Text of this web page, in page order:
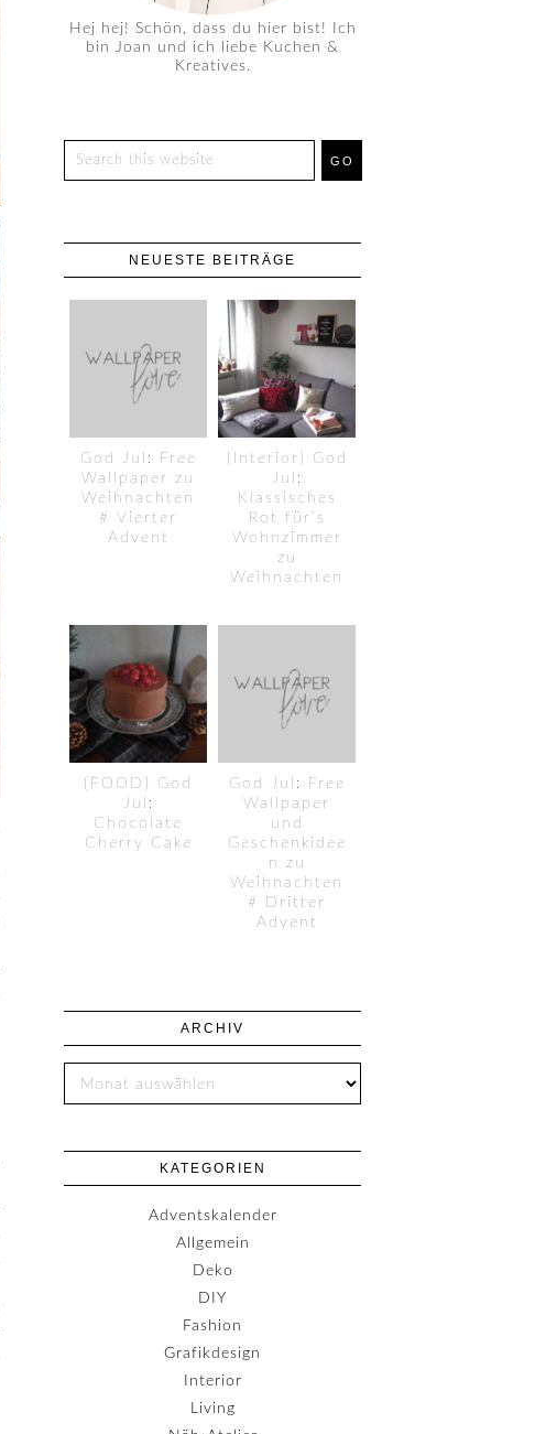
Hej hej! Schön, dass du hier bist! Ich
bin Joan und ich liebe Kuchen &
Kreatives.
NEUESTE BEITRÄGE
God Jul: Free
Wallpaper zu
Weihnachten
# Vierter
Advent
{Interior} God
Jul:
Klassisches
Rot für’s
Wohnzimmer
zu
Weihnachten
{FOOD} God
Jul:
Chocolate
Cherry Cake
God Jul: Free
Wallpaper
und
Geschenkidee
n zu
Weihnachten
# Dritter
Advent
ARCHIV
KATEGORIEN
Adventskalender
Allgemein
Deko
DIY
Fashion
Grafikdesign
Interior
Living